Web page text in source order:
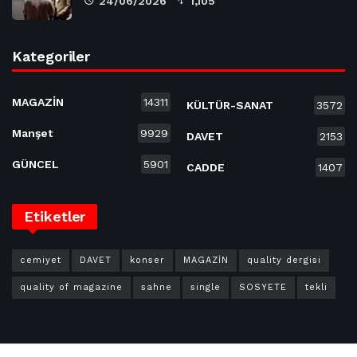
Kategoriler
MAGAZİN 14311
Manşet 9929
GÜNCEL 5901
KÜLTÜR-SANAT 3572
DAVET 2153
CADDE 1407
Etiketler
cemiyet DAVET konser MAGAZİN quality dergisi
quality of magazine sahne single SOSYETE tekli